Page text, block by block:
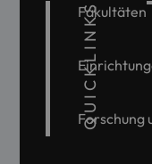
QUICKLINKS
Fakultäten
Forschung